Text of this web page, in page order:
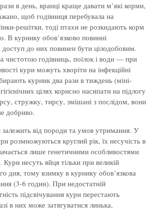
в день, вранці краще давати м’які корми,
щоб годівниця перебувала на
решітки, тоді птахи не розкидають корм
В курнику обов’язково повинні
доступ до них повинен бути цілодобовим.
чистотою годівниць, поїлок і води — при
кури можуть хворіти на інфекційні
курник два рази в тиждень (міні-
цілях корисно насипати на підлогу
стружку, тирсу, змішані з послідом, вони
добриво.
від породи та умов утримання. У
розмножуються круглий рік, їх несучість в
лише генетичними особливостями
Кури несуть яйця тільки при великій
дня, тому взимку в курнику обов’язкова
(3-6 годин). При недостатній
підсвічування кури перестають
в них може затягуватися линька,